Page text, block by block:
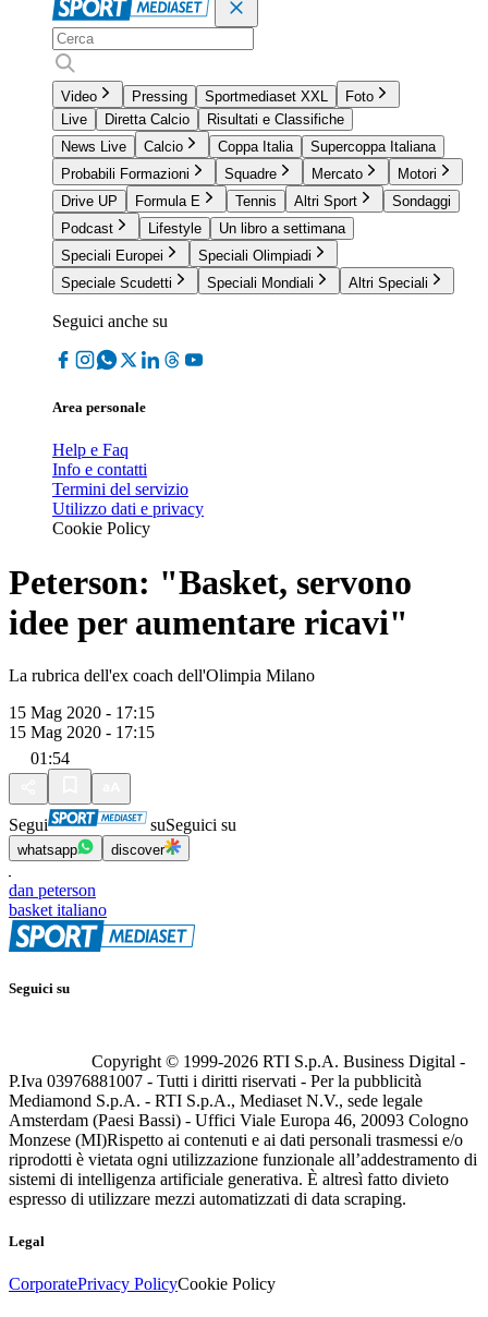
Video Pressing Sportmediaset XXL
Foto
Live
Diretta Calcio
Risultati e Classifiche
News Live
Calcio Coppa Italia
Supercoppa Italiana
Probabili Formazioni
Squadre Mercato
Motori
Drive UP
Formula E Tennis Altri Sport
Sondaggi
Podcast
Lifestyle
Un libro a settimana
Speciali Europei
Speciali Olimpiadi
Speciale Scudetti
Speciali Mondiali Altri Speciali
Seguici anche su
Area personale
Help e Faq
Info e contatti
Termini del servizio
Utilizzo dati e privacy
Cookie Policy
Peterson: "Basket, servono
idee per aumentare ricavi"
La rubrica dell'ex coach dell'Olimpia Milano
15 Mag 2020 - 17:15
15 Mag 2020 - 17:15
01:54
Segui suSeguici su
whatsapp discover
dan peterson
basket italiano
Seguici su
Copyright © 1999-2026 RTI S.p.A. Business Digital -
P.Iva 03976881007 - Tutti i diritti riservati - Per la pubblicità
Mediamond S.p.A. - RTI S.p.A., Mediaset N.V., sede legale
Amsterdam (Paesi Bassi) - Uffici Viale Europa 46, 20093 Cologno
Monzese (MI)Rispetto ai contenuti e ai dati personali trasmessi e/o
riprodotti è vietata ogni utilizzazione funzionale all’addestramento di
sistemi di intelligenza artificiale generativa. È altresì fatto divieto
espresso di utilizzare mezzi automatizzati di data scraping.
Legal
CorporatePrivacy PolicyCookie Policy